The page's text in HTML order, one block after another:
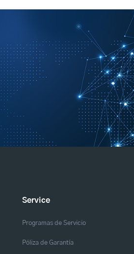
Service
Programas de Servicio
Póliza de Garantía